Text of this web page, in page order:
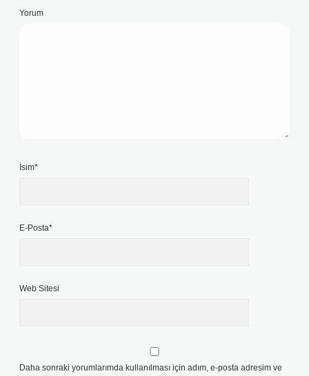
Yorum
İsim*
E-Posta*
Web Sitesi
Daha sonraki yorumlarımda kullanılması için adım, e-posta adresim ve